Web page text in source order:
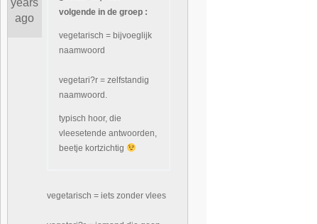
years
ago
volgende in de groep :
vegetarisch = bijvoeglijk
naamwoord
vegetari?r = zelfstandig
naamwoord.
typisch hoor, die
vleesetende antwoorden,
beetje kortzichtig
vegetarisch = iets zonder vlees